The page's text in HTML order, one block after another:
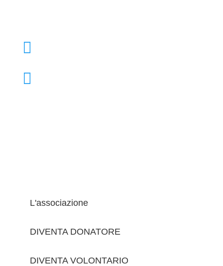


L'associazione
DIVENTA DONATORE
DIVENTA VOLONTARIO